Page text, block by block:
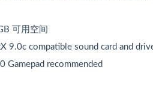
可用空间
9.0c compatible sound card and
Gamepad recommended